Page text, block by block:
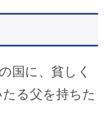
国に、貧しく
る父を持ちた